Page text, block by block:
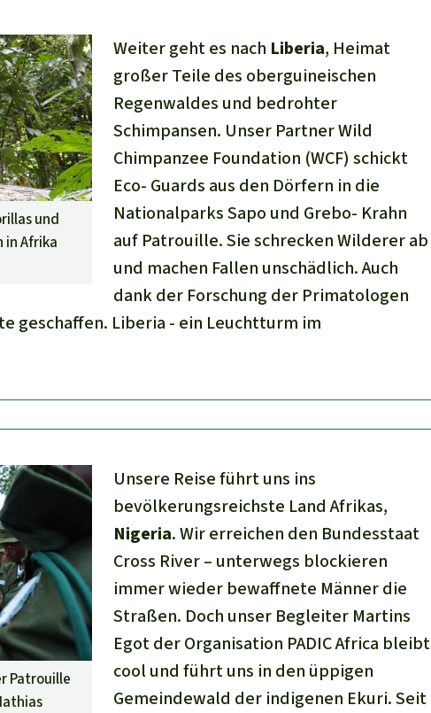
und
in Afrika
Weiter geht es nach Liberia, Heimat
großer Teile des oberguineischen
Regenwaldes und bedrohter
Schimpansen. Unser Partner Wild
Chimpanzee Foundation (WCF) schickt
Eco- Guards aus den Dörfern in die
Nationalparks Sapo und Grebo- Krahn
auf Patrouille. Sie schrecken Wilderer ab
und machen Fallen unschädlich. Auch
dank der Forschung der Primatologen
geschaffen. Liberia - ein Leuchtturm im
Patrouille
Unsere Reise führt uns ins
bevölkerungsreichste Land Afrikas,
Nigeria. Wir erreichen den Bundesstaat
Cross River – unterwegs blockieren
immer wieder bewaffnete Männer die
Straßen. Doch unser Begleiter Martins
Egot der Organisation PADIC Africa bleibt
cool und führt uns in den üppigen
Gemeindewald der indigenen Ekuri. Seit